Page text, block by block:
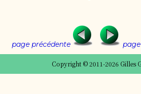
page précédente
Copyright © 2011-2026 Gilles